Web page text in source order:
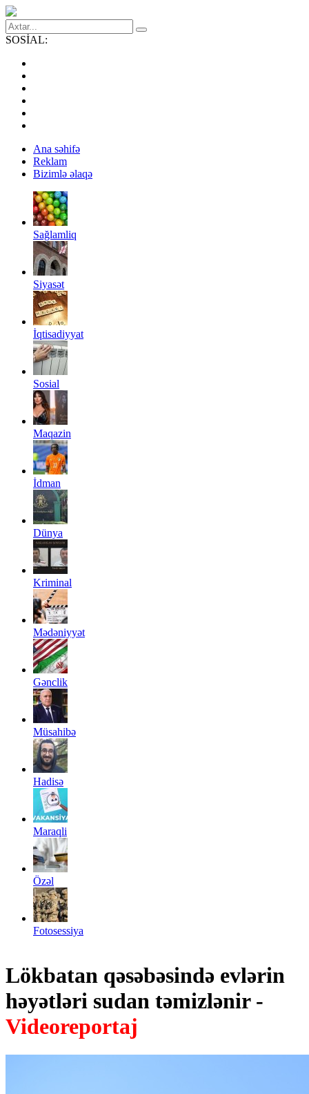
SOSİAL:
Ana səhifə
Reklam
Bizimlə əlaqə
Sağlamliq
Siyasət
İqtisadiyyat
Sosial
Maqazin
İdman
Dünya
Kriminal
Mədəniyyət
Gənclik
Müsahibə
Hadisə
Maraqli
Özəl
Fotosessiya
Lökbatan qəsəbəsində evlərin
həyətləri sudan təmizlənir -
Videoreportaj